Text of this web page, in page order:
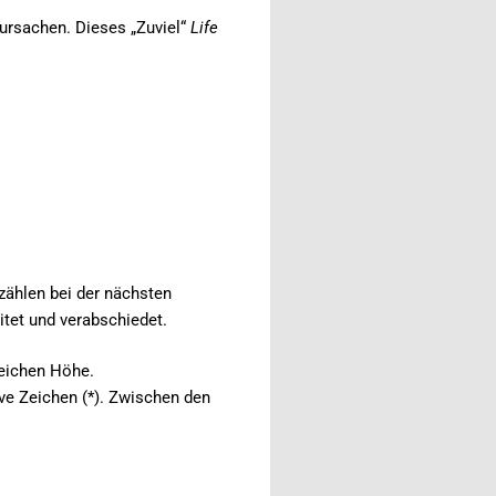
Dieses „Zuviel“Life
bei der nächsten
und verabschiedet.
Höhe.
Zeichen (*). Zwischen den